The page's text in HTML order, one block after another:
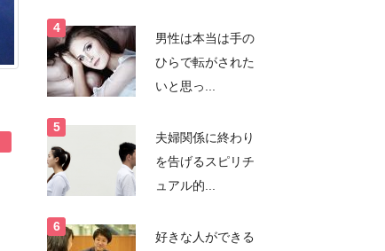
男性は本当は手の
ひらで転がされた
いと思っ...
夫婦関係に終わり
を告げるスピリチ
ュアル的...
好きな人ができる